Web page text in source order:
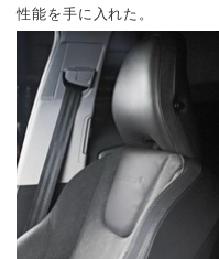
性能を手に入れた。